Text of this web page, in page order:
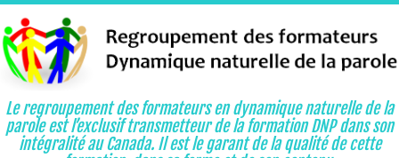
Le regroupement des formateurs en dynamique naturelle de la
parole est l’exclusif transmetteur de la formation DNP dans son
intégralité au Canada. Il est le garant de la qualité de cette